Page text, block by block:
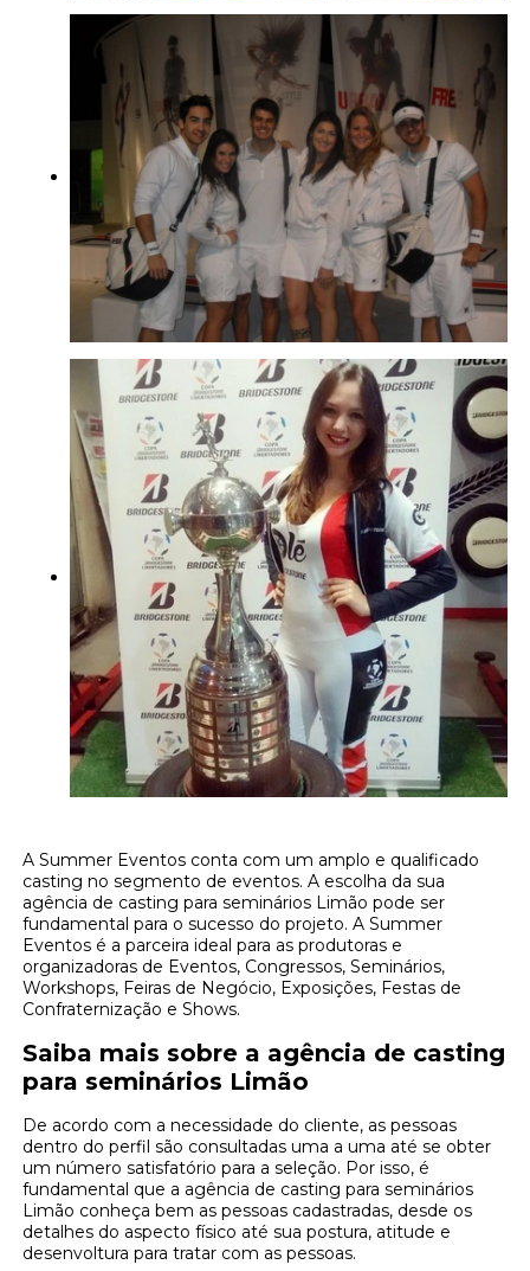
A Summer Eventos conta com um amplo e qualificado
casting no segmento de eventos. A escolha da sua
agência de casting para seminários Limão pode ser
fundamental para o sucesso do projeto. A Summer
Eventos é a parceira ideal para as produtoras e
organizadoras de Eventos, Congressos, Seminários,
Workshops, Feiras de Negócio, Exposições, Festas de
Confraternização e Shows.
Saiba mais sobre a agência de casting
para seminários Limão
De acordo com a necessidade do cliente, as pessoas
dentro do perfil são consultadas uma a uma até se obter
um número satisfatório para a seleção. Por isso, é
fundamental que a agência de casting para seminários
Limão conheça bem as pessoas cadastradas, desde os
detalhes do aspecto físico até sua postura, atitude e
desenvoltura para tratar com as pessoas.